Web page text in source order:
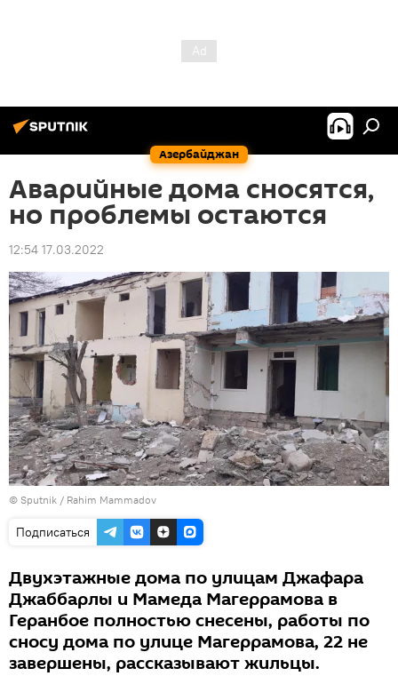
Азербайджан
Аварийные дома сносятся,
но проблемы остаются
12:54 17.03.2022
© Sputnik / Rahim Mammadov
Подписаться
Двухэтажные дома по улицам Джафара
Джаббарлы и Мамеда Магеррамова в
Геранбое полностью снесены, работы по
сносу дома по улице Магеррамова, 22 не
завершены, рассказывают жильцы.